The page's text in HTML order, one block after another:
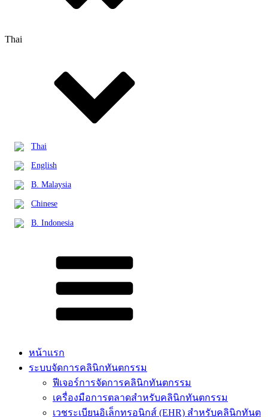
Thai
Thai
English
B. Malaysia
Chinese
B. Indonesia
หน้าแรก
ระบบจัดการคลินิกทันตกรรม
ฟีเจอร์การจัดการคลินิกทันตกรรม
เครื่องมือการตลาดสำหรับคลินิกทันตกรรม
เวชระเบียนอิเล็กทรอนิกส์ (EHR) สำหรับคลินิกทันต